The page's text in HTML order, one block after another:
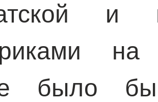
и
было